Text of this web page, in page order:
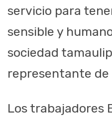
servicio para
sensible y
sociedad
representante de
Los trabajadores